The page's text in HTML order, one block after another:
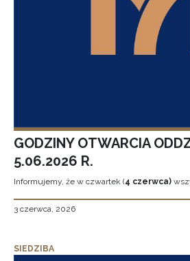
GODZINY OTWARCIA
5.06.2026 R.
Informujemy, że w czwartek (4 czerwca)
3 czerwca, 2026
SIEDZIBA